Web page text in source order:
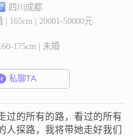
四川成都
| 165cm | 20001-50000元
175cm | 未婚
私聊TA
过的所有的路，看过的所有
人探路，我将带她走好我们